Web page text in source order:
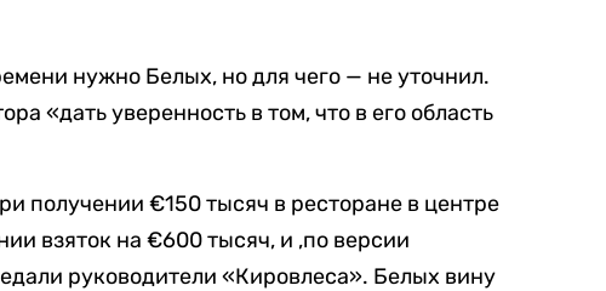
нужно Белых, но для чего — не уточнил.
«дать уверенность в том, что в его область
получении €150 тысяч в ресторане в центре
взяток на €600 тысяч, и ,по версии
руководители «Кировлеса». Белых вину